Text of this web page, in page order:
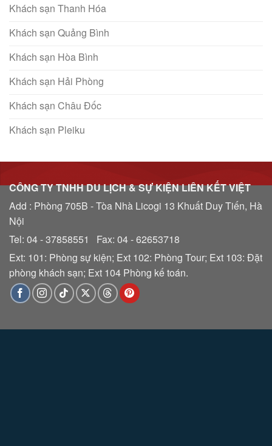
Khách sạn Thanh Hóa
Khách sạn Quảng Bình
Khách sạn Hòa Bình
Khách sạn Hải Phòng
Khách sạn Châu Đốc
Khách sạn Pleiku
CÔNG TY TNHH DU LỊCH & SỰ KIỆN LIÊN KẾT VIỆT
Add : Phòng 705B - Tòa Nhà Licogi 13 Khuất Duy Tiến, Hà
Nội
Tel: 04 - 37858551 Fax: 04 - 62653718
Ext: 101: Phòng sự kiện; Ext 102: Phòng Tour; Ext 103: Đặt
phòng khách sạn; Ext 104 Phòng kế toán.